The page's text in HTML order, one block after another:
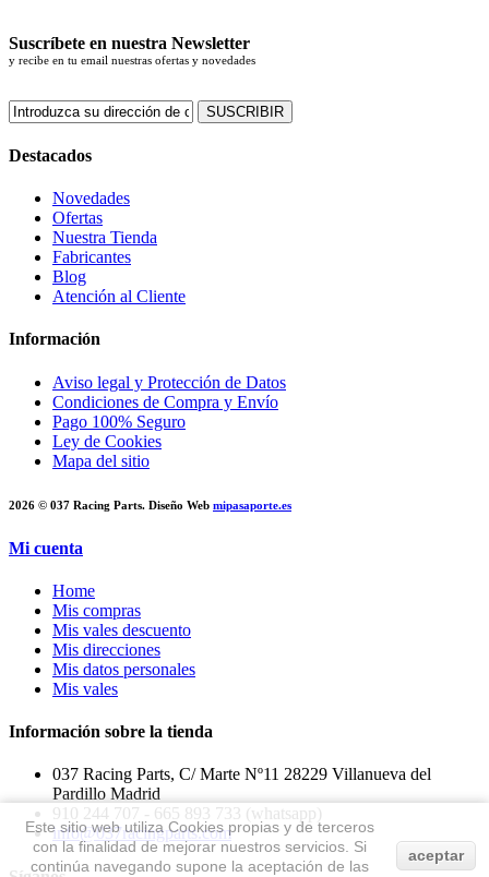
Suscríbete en nuestra Newsletter
y recibe en tu email nuestras ofertas y novedades
SUSCRIBIR
Destacados
Novedades
Ofertas
Nuestra Tienda
Fabricantes
Blog
Atención al Cliente
Información
Aviso legal y Protección de Datos
Condiciones de Compra y Envío
Pago 100% Seguro
Ley de Cookies
Mapa del sitio
2026 © 037 Racing Parts. Diseño Web mipasaporte.es
Mi cuenta
Home
Mis compras
Mis vales descuento
Mis direcciones
Mis datos personales
Mis vales
Información sobre la tienda
037 Racing Parts, C/ Marte Nº11 28229 Villanueva del
Pardillo Madrid
910 244 707 - 665 893 733 (whatsapp)
info@037racingparts.com
Este sitio web utiliza Cookies propias y de terceros
con la finalidad de mejorar nuestros servicios. Si
continúa navegando supone la aceptación de las
aceptar